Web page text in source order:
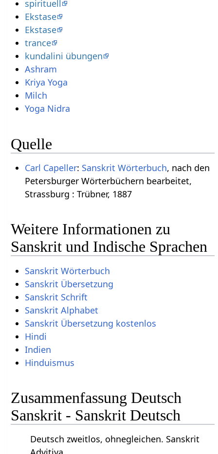
spirituell
Ekstase
Ekstase
trance
kundalini übungen
Ashram
Kriya Yoga
Milch
Yoga Nidra
Quelle
Carl Capeller: Sanskrit Wörterbuch, nach den
Petersburger Wörterbüchern bearbeitet,
Strassburg : Trübner, 1887
Weitere Informationen zu
Sanskrit und Indische Sprachen
Sanskrit Wörterbuch
Sanskrit Übersetzung
Sanskrit Schrift
Sanskrit Alphabet
Sanskrit Übersetzung kostenlos
Hindi
Indien
Hinduismus
Zusammenfassung Deutsch
Sanskrit - Sanskrit Deutsch
Deutsch zweitlos, ohnegleichen. Sanskrit